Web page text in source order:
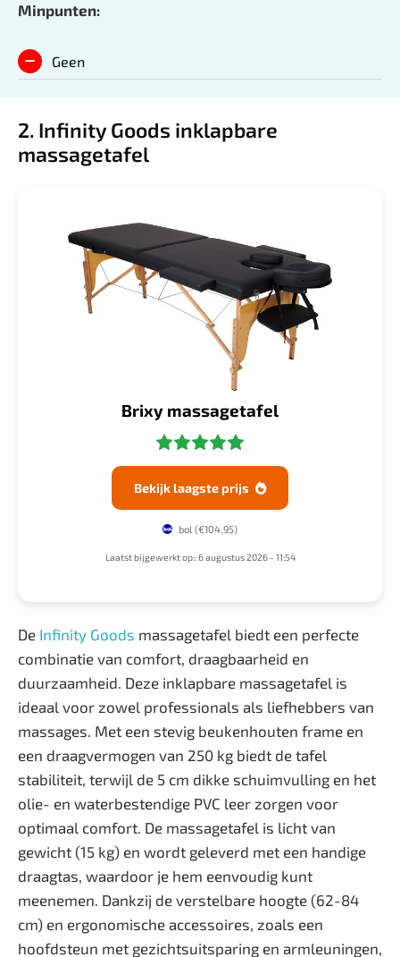
Minpunten:
Geen
2. Infinity Goods inklapbare
massagetafel
Brixy massagetafel
Bekijk laagste prijs 
bol (€104,95)
Laatst bijgewerkt op:: 6 augustus 2026 - 11:54
De Infinity Goods massagetafel biedt een perfecte
combinatie van comfort, draagbaarheid en
duurzaamheid. Deze inklapbare massagetafel is
ideaal voor zowel professionals als liefhebbers van
massages. Met een stevig beukenhouten frame en
een draagvermogen van 250 kg biedt de tafel
stabiliteit, terwijl de 5 cm dikke schuimvulling en het
olie- en waterbestendige PVC leer zorgen voor
optimaal comfort. De massagetafel is licht van
gewicht (15 kg) en wordt geleverd met een handige
draagtas, waardoor je hem eenvoudig kunt
meenemen. Dankzij de verstelbare hoogte (62-84
cm) en ergonomische accessoires, zoals een
hoofdsteun met gezichtsuitsparing en armleuningen,